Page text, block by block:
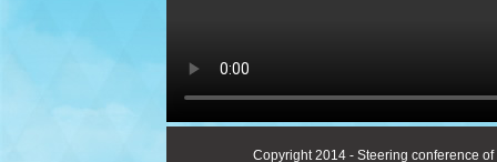
Copyright 2014 - Steering conference